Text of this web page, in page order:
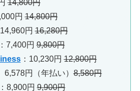
14,800円
円14,800円
14,960円16,280円
7,400円9,800円
：10,230円12,800円
6,578円（年払い）8,580円
8,900円9,900円